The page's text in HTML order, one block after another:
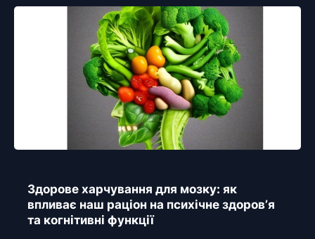
Здорове харчування для мозку: як
впливає наш раціон на психічне здоров’я
та когнітивні функції